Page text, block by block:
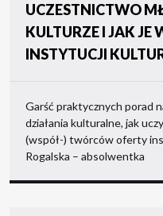
UCZESTNICTWO
KULTURZE I JAK JE
INSTYTUCJI
Garść praktycznych porad
działania kulturalne, jak
(współ-) twórców oferty
Rogalska – absolwentka